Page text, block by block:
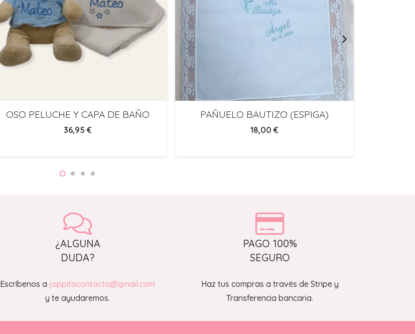
OSO PELUCHE Y CAPA DE BAÑO
36,95 €
PAÑUELO BAUTIZO (ESPIGA)
18,00 €
¿ALGUNA
DUDA?
Escríbenos a joppitocontacto@gmail.com
y te ayudaremos.
PAGO 100%
SEGURO
Haz tus compras a través de Stripe y
Transferencia bancaria.